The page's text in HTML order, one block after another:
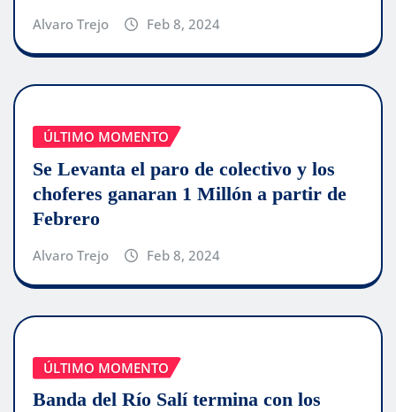
Alvaro Trejo Feb 8, 2024
ÚLTIMO MOMENTO
Se Levanta el paro de colectivo y los
choferes ganaran 1 Millón a partir de
Febrero
Alvaro Trejo Feb 8, 2024
ÚLTIMO MOMENTO
Banda del Río Salí termina con los